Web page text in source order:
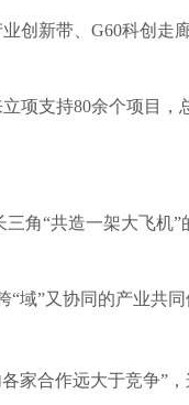
创新带、G60科创走
立项支持80余个项目，
角“共造一架大飞机”
“域”又协同的产业共
家合作远大于竞争”，